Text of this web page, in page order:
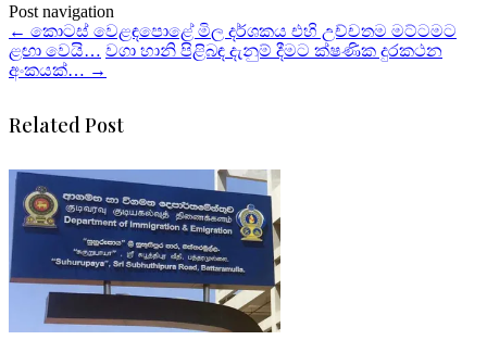
Post navigation
← කොටස් වෙළඳපොළේ මිල දර්ශකය එහි උච්චතම මට්ටමට
ළඟා වෙයි… වගා හානි පිළිබඳ දැනුම් දීමට ක්ෂණික දුරකථන
අංකයක්… →
Related Post